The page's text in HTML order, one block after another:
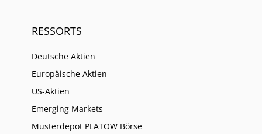
RESSORTS
Deutsche Aktien
Europäische Aktien
US-Aktien
Emerging Markets
Musterdepot PLATOW Börse